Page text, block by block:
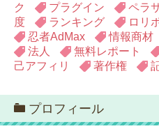
ク
プラグイン ペラ
度
ランキング ロリ
忍者AdMax
情報商材
法人
無料レポート
己アフィリ
著作権
プロフィール